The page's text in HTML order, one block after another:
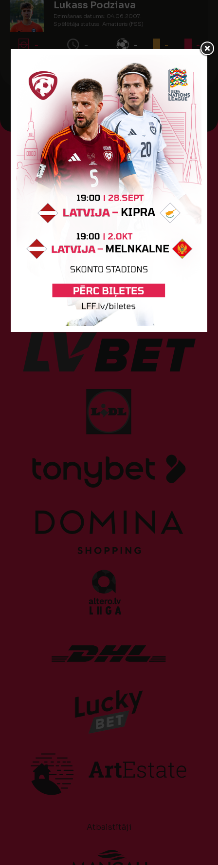
Lukass Podziava
Dzimšanas datums: 04.06.2007.
Spēlētāja statuss: Amatieris (FSS)
- - - - -
Tehniskais sponsors
Sponsori
Atbalstītāji